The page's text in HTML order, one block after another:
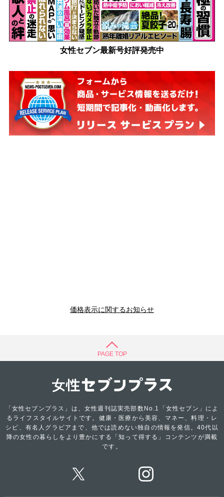
女性セブン最新号好評発売中
価格表示に関するお知らせ
PAGE TOP
「女性セブンプラス」は、女性週刊誌実売部数No.1「女性セブン」によ
るライフスタイルサイトです。健康・医療から美容、マネー、料理・レ
シピ、有名人グラビアまで、他では読めない独自の情報を発信。40代以
降の女性の暮らしをより豊かにする「知って得する」コンテンツが満載
です。